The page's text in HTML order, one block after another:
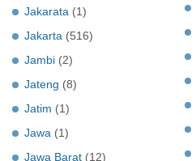
Jakarata (1)
Jakarta (516)
Jambi (2)
Jateng (8)
Jatim (1)
Jawa (1)
Jawa Barat (12)